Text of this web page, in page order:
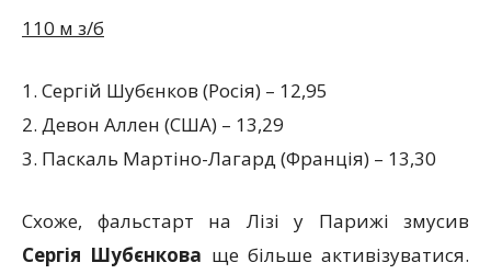
110 м з/б
1. Сергій Шубєнков (Росія) – 12,95
2. Девон Аллен (США) – 13,29
3. Паскаль Мартіно-Лагард (Франція) – 13,30
Схоже, фальстарт на Лізі у Парижі змусив
Сергія Шубєнкова ще більше активізуватися.